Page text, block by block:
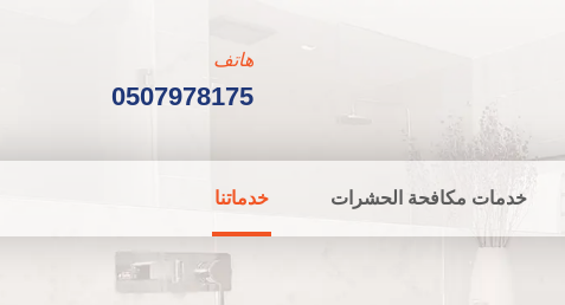
هاتف
0507978175
خدمات مكافحة الحشرات خدماتنا